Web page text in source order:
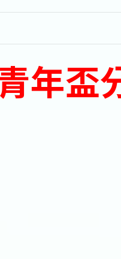
年盃